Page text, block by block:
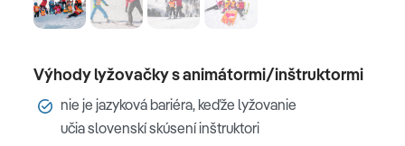
Výhody lyžovačky s animátormi/inštruktormi
nie je jazyková bariéra, keďže lyžovanie
učia slovenskí skúsení inštruktori